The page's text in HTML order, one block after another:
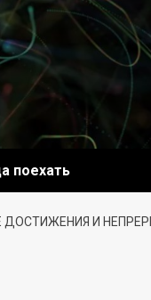
поехать
И